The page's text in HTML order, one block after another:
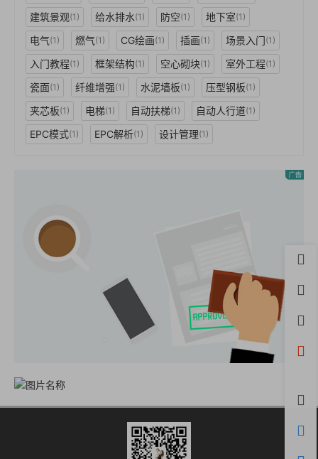
建筑景观(1) 给水排水(1) 防空(1) 地下室(1)
电气(1) 燃气(1) CG绘画(1) 插画(1) 场景入门(1)
入门教程(1) 框架结构(1) 空心砌块(1) 室外工程(1)
瓷面(1) 纤维增强(1) 水泥墙板(1) 压型钢板(1)
夹芯板(1) 电梯(1) 自动扶梯(1) 自动人行道(1)
EPC模式(1) EPC解析(1) 设计管理(1)